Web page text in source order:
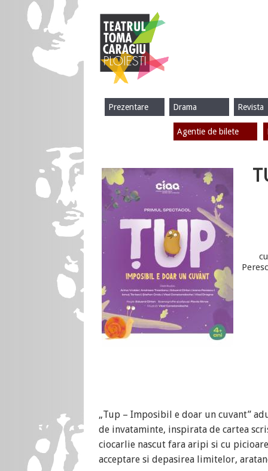
Revista
Drama
Prezentare
Agentie de bilete
„Tup – Imposibil e doar un cuvant”
de invataminte, inspirata de cartea
ciocarlie nascut fara aripi si cu
acceptare si depasirea limitelor,